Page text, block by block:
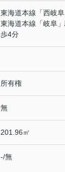
東海道本線 「西岐阜
東海道本線 「岐阜
歩4分
所有権
無
201.96㎡
-/無